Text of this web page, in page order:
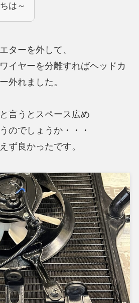
は～
ターを外して、
イヤーを分離すればヘッドカ
外れました。
言うとスペース広め
のでしょうか・・・
ず良かったです。